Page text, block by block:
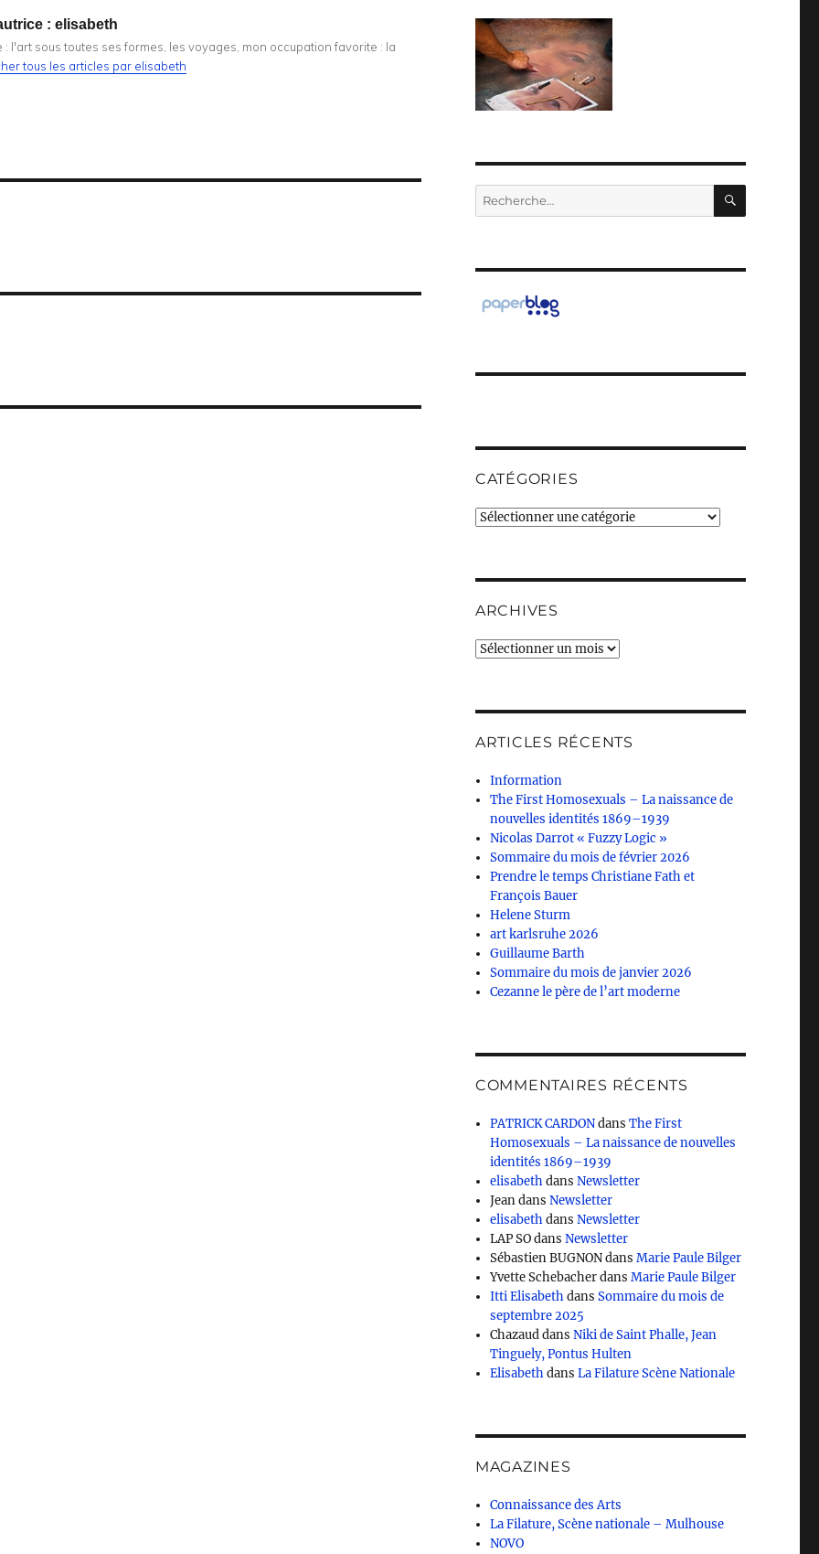
: elisabeth
: l'art sous toutes ses formes, les voyages, mon occupation favorite : la
tous les articles par elisabeth
Recherche
pour :
CATÉGORIES
Catégories
ARCHIVES
Archives
ARTICLES RÉCENTS
Information
The First Homosexuals – La naissance de
nouvelles identités 1869–1939
Nicolas Darrot « Fuzzy Logic »
Sommaire du mois de février 2026
Prendre le temps Christiane Fath et
François Bauer
Helene Sturm
art karlsruhe 2026
Guillaume Barth
Sommaire du mois de janvier 2026
Cezanne le père de l’art moderne
COMMENTAIRES RÉCENTS
PATRICK CARDONdansThe First
Homosexuals – La naissance de nouvelles
identités 1869–1939
elisabethdansNewsletter
JeandansNewsletter
elisabethdansNewsletter
LAP SOdansNewsletter
Sébastien BUGNONdansMarie Paule Bilger
Yvette SchebacherdansMarie Paule Bilger
Itti ElisabethdansSommaire du mois de
septembre 2025
ChazauddansNiki de Saint Phalle, Jean
Tinguely, Pontus Hulten
ElisabethdansLa Filature Scène Nationale
MAGAZINES
Connaissance des Arts
La Filature, Scène nationale – Mulhouse
NOVO